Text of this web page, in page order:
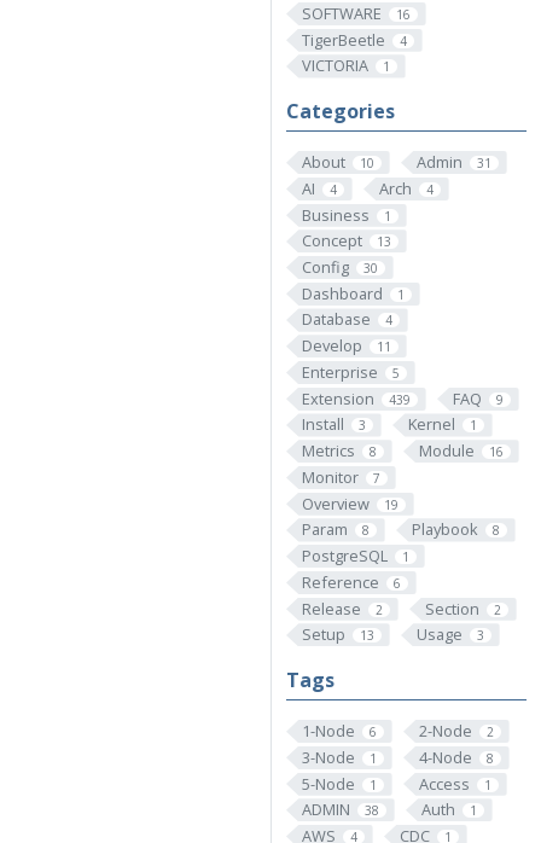
SOFTWARE 16
TigerBeetle 4
VICTORIA 1
Categories
About 10 Admin 31
AI 4 Arch 4
Business 1
Concept 13
Config 30
Dashboard 1
Database 4
Develop 11
Enterprise 5
Extension 439 FAQ 9
Install 3 Kernel 1
Metrics 8 Module 16
Monitor 7
Overview 19
Param 8 Playbook 8
PostgreSQL 1
Reference 6
Release 2 Section 2
Setup 13 Usage 3
Tags
1-Node 6 2-Node 2
3-Node 1 4-Node 8
5-Node 1 Access 1
ADMIN 38 Auth 1
AWS 4 CDC 1